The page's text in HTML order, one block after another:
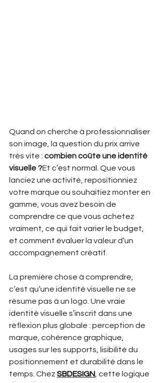
Quand on cherche à professionnaliser
son image, la question du prix arrive
très vite : combien coûte une identité
visuelle ?Et c’est normal. Que vous
lanciez une activité, repositionniez
votre marque ou souhaitiez monter en
gamme, vous avez besoin de
comprendre ce que vous achetez
vraiment, ce qui fait varier le budget,
et comment évaluer la valeur d’un
accompagnement créatif.
La première chose à comprendre,
c’est qu’une identité visuelle ne se
résume pas à un logo. Une vraie
identité visuelle s’inscrit dans une
réflexion plus globale : perception de
marque, cohérence graphique,
usages sur les supports, lisibilité du
positionnement et durabilité dans le
temps. Chez SBDESIGN , cette logique